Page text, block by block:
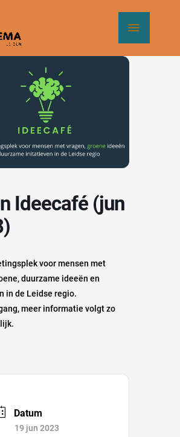
voor mensen met
duurzame ideeën en
in de Leidse regio.
meer informatie volgt zo
Datum
19 jun 2023